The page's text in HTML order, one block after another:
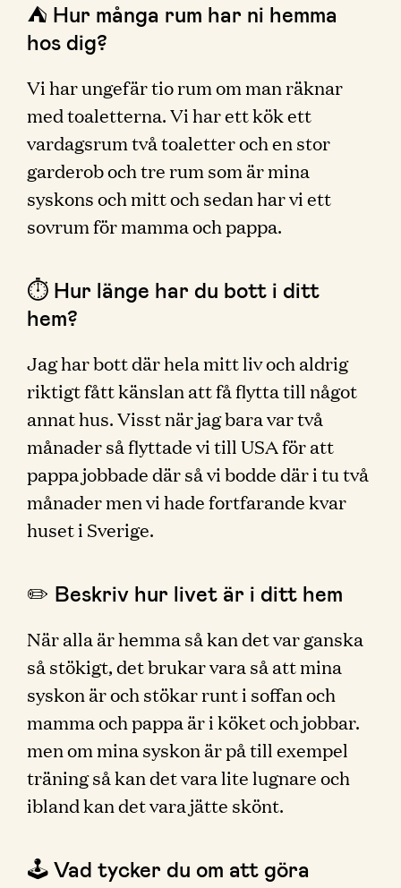
⛺️ Hur många rum har ni hemma
hos dig?
Vi har ungefär tio rum om man räknar
med toaletterna. Vi har ett kök ett
vardagsrum två toaletter och en stor
garderob och tre rum som är mina
syskons och mitt och sedan har vi ett
sovrum för mamma och pappa.
⏱ Hur länge har du bott i ditt
hem?
Jag har bott där hela mitt liv och aldrig
riktigt fått känslan att få flytta till något
annat hus. Visst när jag bara var två
månader så flyttade vi till USA för att
pappa jobbade där så vi bodde där i tu två
månader men vi hade fortfarande kvar
huset i Sverige.
✏️ Beskriv hur livet är i ditt hem
När alla är hemma så kan det var ganska
så stökigt, det brukar vara så att mina
syskon är och stökar runt i soffan och
mamma och pappa är i köket och jobbar.
men om mina syskon är på till exempel
träning så kan det vara lite lugnare och
ibland kan det vara jätte skönt.
🕹 Vad tycker du om att göra